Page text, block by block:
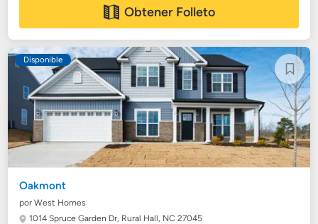
Obtener Folleto
Disponible
Oakmont
por West Homes
1014 Spruce Garden Dr, Rural Hall, NC 27045